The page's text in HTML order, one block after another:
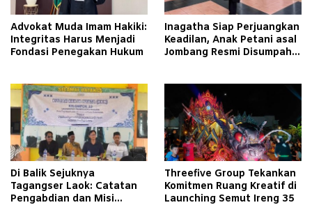
Advokat Muda Imam Hakiki:
Integritas Harus Menjadi
Fondasi Penegakan Hukum
Inagatha Siap Perjuangkan
Keadilan, Anak Petani asal
Jombang Resmi Disumpah
Di Balik Sejuknya
Tagangser Laok: Catatan
Pengabdian dan Misi
Threefive Group Tekankan
Komitmen Ruang Kreatif di
Launching Semut Ireng 35